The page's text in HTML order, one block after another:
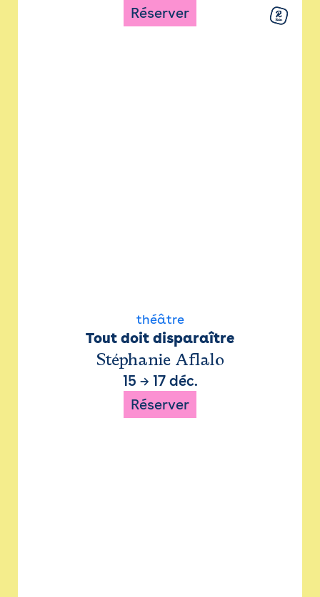
Réserver
théâtre
Tout doit disparaître
Stéphanie Aflalo
15 → 17 déc.
Réserver